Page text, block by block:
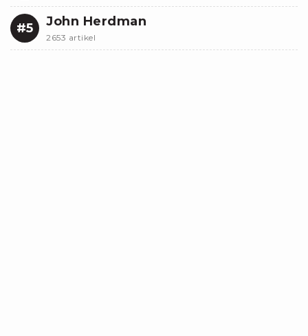
#5 John Herdman
2653 artikel